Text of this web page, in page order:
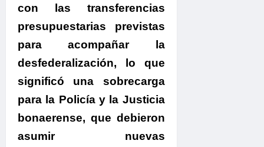
con las transferencias
presupuestarias previstas
para acompañar la
desfederalización, lo que
significó una sobrecarga
para la Policía y la Justicia
bonaerense, que debieron
asumir nuevas